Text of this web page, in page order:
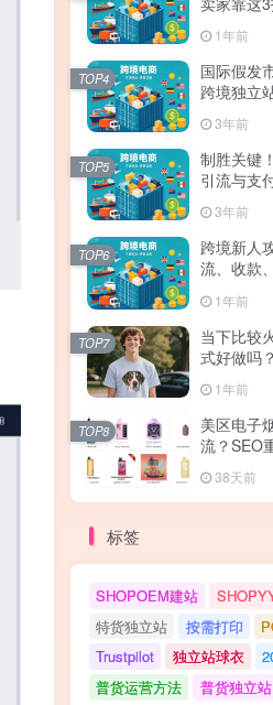
SHOPEU-
线。1年前
国际假发
跨境独立
3年前
TOP4
制胜关键
引流与支
的注意事
3年前
TOP5
跨境新人
流、收款
1年前
TOP6
当下比较
式好做吗
1年前
TOP7
美区电子
流？SEO
38天前
TOP8
标签
SHOPOEM建站
特货独立站
按需打印
Trustpilot
独立站球衣
普货运营方法
普货独立站